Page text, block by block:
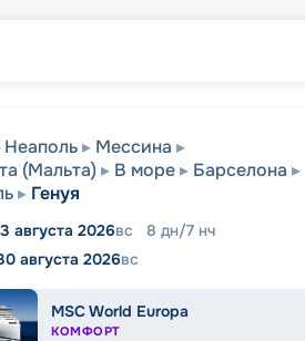
Неаполь
Мессина
(Мальта)
В море
Барселона
Генуя
августа 2026вс 8 дн/7 нч
августа 2026вс
MSC World Europa
КОМФОРТ